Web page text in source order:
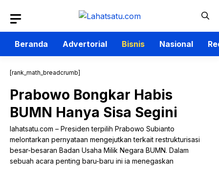
isi
Beranda
Advertorial Bisnis Nasional
[rank_math_breadcrumb]
Prabowo Bongkar Habis
BUMN Hanya Sisa Segini
lahatsatu.com – Presiden terpilih Prabowo Subianto
melontarkan pernyataan mengejutkan terkait restrukturisasi
besar-besaran Badan Usaha Milik Negara BUMN. Dalam
sebuah acara penting baru-baru ini ia menegaskan